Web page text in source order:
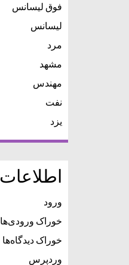
فوق لیسانس
لیسانس
مرد
مشهد
مهندس
نفت
یزد
اطلاعات
ورود
خوراک ورودی‌ها
خوراک دیدگاه‌ها
وردپرس